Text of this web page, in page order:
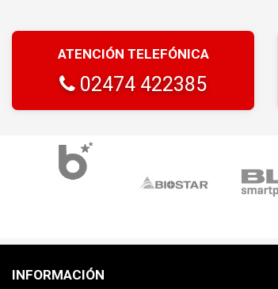
ATENCIÓN TELEFÓNICA
02474 422385
INFORMACIÓN